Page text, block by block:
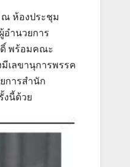
ณ ห้องประชุม
อำนวยการ
ดิ์ พร้อมคณะ
เลขานุการพรรค
การสำนัก
งนี้ด้วย